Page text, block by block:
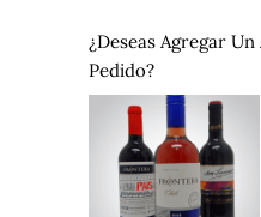
¿Deseas Agregar
Pedido?